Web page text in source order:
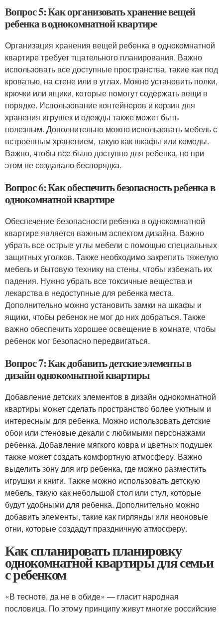
Вопрос 5: Как организовать хранение вещей
ребенка в однокомнатной квартире
Организация хранения вещей ребенка в однокомнатной
квартире требует тщательного планирования. Важно
использовать все доступные пространства, такие как под
кроватью, на стене или в углах. Можно установить полки,
крючки или ящики, которые помогут содержать вещи в
порядке. Использование контейнеров и корзин для
хранения игрушек и одежды также может быть
полезным. Дополнительно можно использовать мебель с
встроенным хранением, такую как шкафы или комоды.
Важно, чтобы все было доступно для ребенка, но при
этом не создавало беспорядка.
Вопрос 6: Как обеспечить безопасность ребенка в
однокомнатной квартире
Обеспечение безопасности ребенка в однокомнатной
квартире является важным аспектом дизайна. Важно
убрать все острые углы мебели с помощью специальных
защитных уголков. Также необходимо закрепить тяжелую
мебель и бытовую технику на стены, чтобы избежать их
падения. Нужно убрать все токсичные вещества и
лекарства в недоступные для ребенка места.
Дополнительно можно установить замки на шкафы и
ящики, чтобы ребенок не мог до них добраться. Также
важно обеспечить хорошее освещение в комнате, чтобы
ребенок мог безопасно передвигаться.
Вопрос 7: Как добавить детские элементы в
дизайн однокомнатной квартиры
Добавление детских элементов в дизайн однокомнатной
квартиры может сделать пространство более уютным и
интересным для ребенка. Можно использовать детские
обои или стеновые декали с любимыми персонажами
ребенка. Добавление мягкого ковра и цветных подушек
также может создать комфортную атмосферу. Важно
выделить зону для игр ребенка, где можно разместить
игрушки и книги. Также можно использовать детскую
мебель, такую как небольшой стол или стул, которые
будут удобными для ребенка. Дополнительно можно
добавить элементы, такие как гирлянды или неоновые
огни, которые создадут праздничную атмосферу.
Как спланировать планировку
однокомнатной квартиры для семьи
с ребенком
«В тесноте, да не в обиде» — гласит народная
пословица. По этому принципу живут многие российские